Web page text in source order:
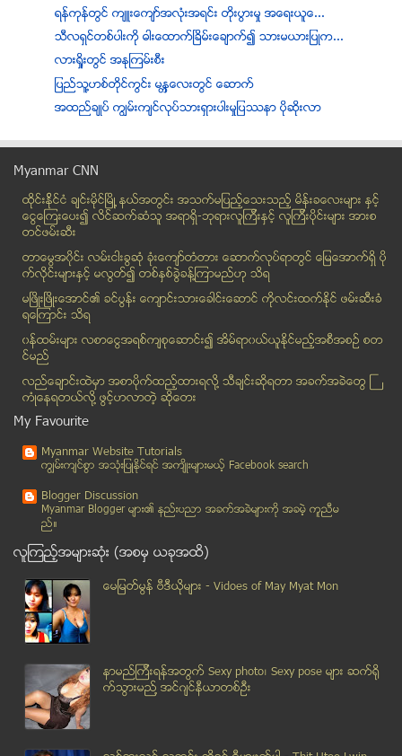
ရန္ကုန္တြင္ က်ဴးေက်ာ္အလုံးအရင္း တုိးပြားမႈ အေရးယူေ...
သီလရွင္တစ္ပါးကို ဓါးေထာက္ၿခိမ္းေခ်ာက္၍ သားမယားျပဳက...
လားရွိုးတြင္ အနုျကမ္းစီး
ျပည္သူ့ဟစ္တိုင္ကြင္း မနၱေလးတြင္ ေဆာက္
အထည္ခ်ဳပ္ ကၽြမ္းက်င္လုပ္သားရွားပါးမႈျပႆနာ ပိုဆိုးလာ
ေပါင္၌မီးေလာင္၊ အိမ္၁၁လံုးျပာက်
ကမာရြတ္ၿမိဳ႕နယ္ တြင္ ကိုရင္ေလး(၁)ပါး ရထားႀကိတ္ခံရ
လပြတၲာၿမိဳ႔နယ္ ကန္ဘက္ေက်းရြာ အိမ္ေျခ ၃ဝဝေက်ာ္ မီးေ...
ေနထုိင္မႈအခက္အခဲမ်ားထဲကၿမိဳ႕ေတာ္
ေျမပုံျမိဳ႕နယ္ ဒုကၡသည္စခန္း အေျခအေန ႏုိင္ငံတကာ စို...
လူမဲ့ ေလယာဉ္ကို အရပ္သား သံုးခြင့္ ေပးေတာ့မယ္
ေဒၚေအာင္ဆန္းစုၾကည္ သမၼတျဖစ္ျဖစ္ မျဖစ္ျဖစ္ NLD ပါတီ...
၂၀၁၅ ေရြးေကာက္ပြဲတြင္ အတိုက္အခံပါတီကသာ အနိုင္ရဦးမည...
ပုဒ္မ(၁၈)ကို ပယ္ဖ်က္မည္
ထား၀ယ္အထူး စီးပြားေရး ဇုန္လုပ္ငန္း အားလံုး တစ္ၿပိဳ...
ဘာအံ ၿငိမ္းခ်မ္းေရး ေဆြးေႏြးပြဲမွ အပစ္ရပ္ မူၾကမ္းသ...
ကမၻာ့ေရပန္းအစားဆံုး အေပ်ာ္စီးသေဘာၤျဖင့္လည္ပတ္ခ်င္စ...
တပ္မေတာ္ကို ျပန္လည္ အဖတ္ဆယ္ပါ
မိေက်ာင္းကန္ဆႏၵျပသူမ်ားႏွင့္ ခုိင္းေစသူအဖြဲ႕ၾကား ေ...
မေလးရွားမွာ ျမန္မာ အမ်ိဳးသမီး ၂ ဦး အသတ္ခံရ
မေလးရွားတြင္ ျမန္မာအလုပ္သမား ၂ ဦး အသတ္ခံရ
မူးယစ္ေဆး၀ါး အၿပီးသတ္ေခ်မႈန္းေရးအခ်ိန္ကို ေနာက္ဆုတ...
ဒိန္းမတ္ႏိုင္ငံတြင္ ေက်ာင္းတက္ပါက ပိုက္ဆံရ
လိုင္စင္မဲ့ ဆိုင္ကယ္မ်ားအား စစ္ေဆးဖမ္းဆီးေနသည့္ ရဲ...
Myanmar CNN
ထိုင္းနို္င္ငံ ခ်င္းမိုင္ျမိဳ ့နယ္အတြင္း အသက္မျပည့္ေသးသည့္ မိန္းခေလးမ်ား နွင့္
ေငြေၾကးေပး၍ လိင္ဆက္ဆံသူ အရာရွိ-ဘုရားလူၾကီးနွင့္ လူၾကီးပိုင္းမ်ား အားစ
တင္ဖမ္းဆီး
တာေမြအ၀ိုင္း လမ္းငါးခြဆံု ခံုးေက်ာ္တံတား ေဆာက္လုပ္ရာတြင္ ေျမေအာက္ရွိ ပို
က္လိုင္းမ်ားႏွင့္ မလြတ္၍ တစ္ႏွစ္ခြဲခန္႔ၾကာမည္ဟု သိရ
မၿဖိဳးၿဖိဳးေအာင္၏ ခင္ပြန္း ေက်ာင္းသားေခါင္းေဆာင္ ကိုလင္းထက္ႏိုင္ ဖမ္းဆီးခံ
ရေၾကာင္း သိရ
၀န္ထမ္းမ်ား လစာေငြအရစ္က်စုေဆာင္း၍ အိမ္ရာ၀ယ္ယူႏုိင္မည့္အစီအစဥ္ စတ
င္မည္
လည္ေခ်ာင္းထဲမွာ အစာပိုက္ထည့္ထားရလုိ႔ သီခ်င္းဆုိရတာ အခက္အခဲေတြ ႀ
ကံဳေနရတယ္လို႔ ဖြင့္ဟလာတဲ့ ဆုိေတး
My Favourite
Myanmar Website Tutorials
ကၽြမ္းက်င္စြာ အသုံးျပဳႏုိင္ရင္ အက်ိဳးမ်ားမယ့္ Facebook search
Blogger Discussion
Myanmar Blogger မ်ား၏ နည္းပညာ အခက္အခဲမ်ားကုိ အခမဲ့ ကူညီမ
ည္။
လူၾကည့္အမ်ားဆုံး (အစမွ ယခုအထိ)
ေမျမတ္မြန္ ဗီဒီယုိမ်ား - Vidoes of May Myat Mon
နာမည္ၾကီးရန္အတြက္ Sexy photo၊ Sexy pose မ်ား ဆက္ရို
က္သြားမည္႔ အင္ဂ်င္နီယာတစ္ဦး